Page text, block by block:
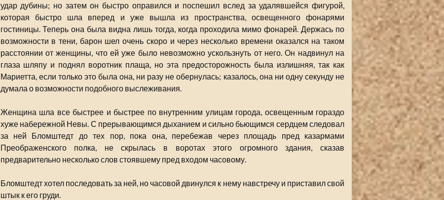
удар дубины; но затем он быстро оправился и поспешил вслед за удалявшейся фигурой,
которая быстро шла вперед и уже вышла из пространства, освещенного фонарями
гостиницы. Теперь она была видна лишь тогда, когда проходила мимо фонарей. Держась по
возможности в тени, барон шел очень скоро и через несколько времени оказался на таком
расстоянии от женщины, что ей уже было невозможно ускользнуть от него. Он надвинул на
глаза шляпу и поднял воротник плаща, но эта предосторожность была излишняя, так как
Мариетта, если только это была она, ни разу не обернулась; казалось, она ни одну секунду не
думала о возможности подобного выслеживания.
Женщина шла все быстрее и быстрее по внутренним улицам города, освещенным гораздо
хуже набережной Невы. С прерывающимся дыханием и сильно бьющимся сердцем следовал
за ней Бломштедт до тех пор, пока она, перебежав через площадь пред казармами
Преображенского полка, не скрылась в воротах этого огромного здания, сказав
предварительно несколько слов стоявшему пред входом часовому.
Бломштедт хотел последовать за ней, но часовой двинулся к нему навстречу и приставил свой
штык к его груди.